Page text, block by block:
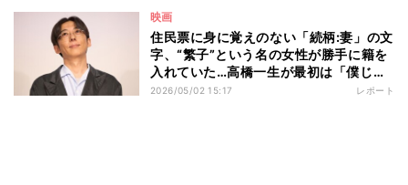
映画
住民票に身に覚えのない「続柄:妻」の文
字、“繁子”という名の女性が勝手に籍を
入れていた…高橋一生が最初は「僕じゃ
ないんじゃないかな」と思った役を引き
2026/05/02 15:17 レポート